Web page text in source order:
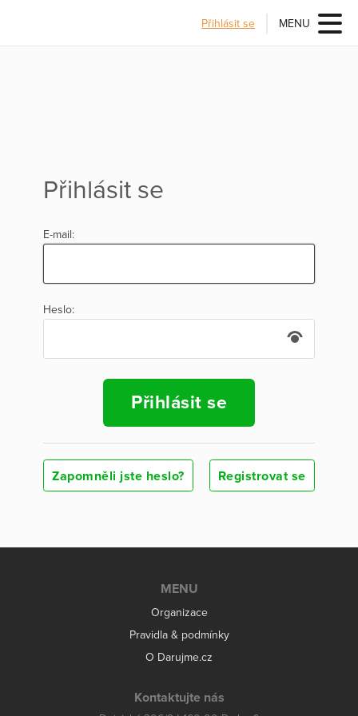
Přihlásit se MENU
Přihlásit se
E-mail:
Heslo:
Přihlásit se
Zapomněli jste heslo? Registrovat se
MENU
Organizace
Pravidla & podmínky
O Darujme.cz
Kontaktujte nás